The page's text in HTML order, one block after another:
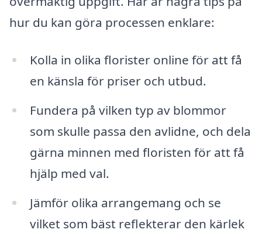
hur du kan göra processen enklare:
Kolla in olika florister online för att få
en känsla för priser och utbud.
Fundera på vilken typ av blommor
som skulle passa den avlidne, och dela
gärna minnen med floristen för att få
hjälp med val.
Jämför olika arrangemang och se
vilket som bäst reflekterar den kärlek